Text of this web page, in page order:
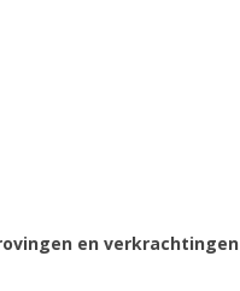
en verkrachtingen